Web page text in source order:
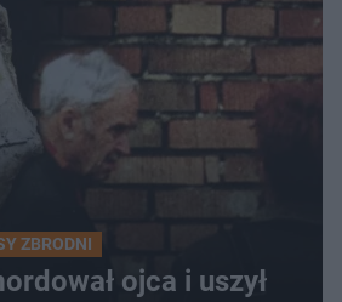
ZBRODNI
ojca i uszył